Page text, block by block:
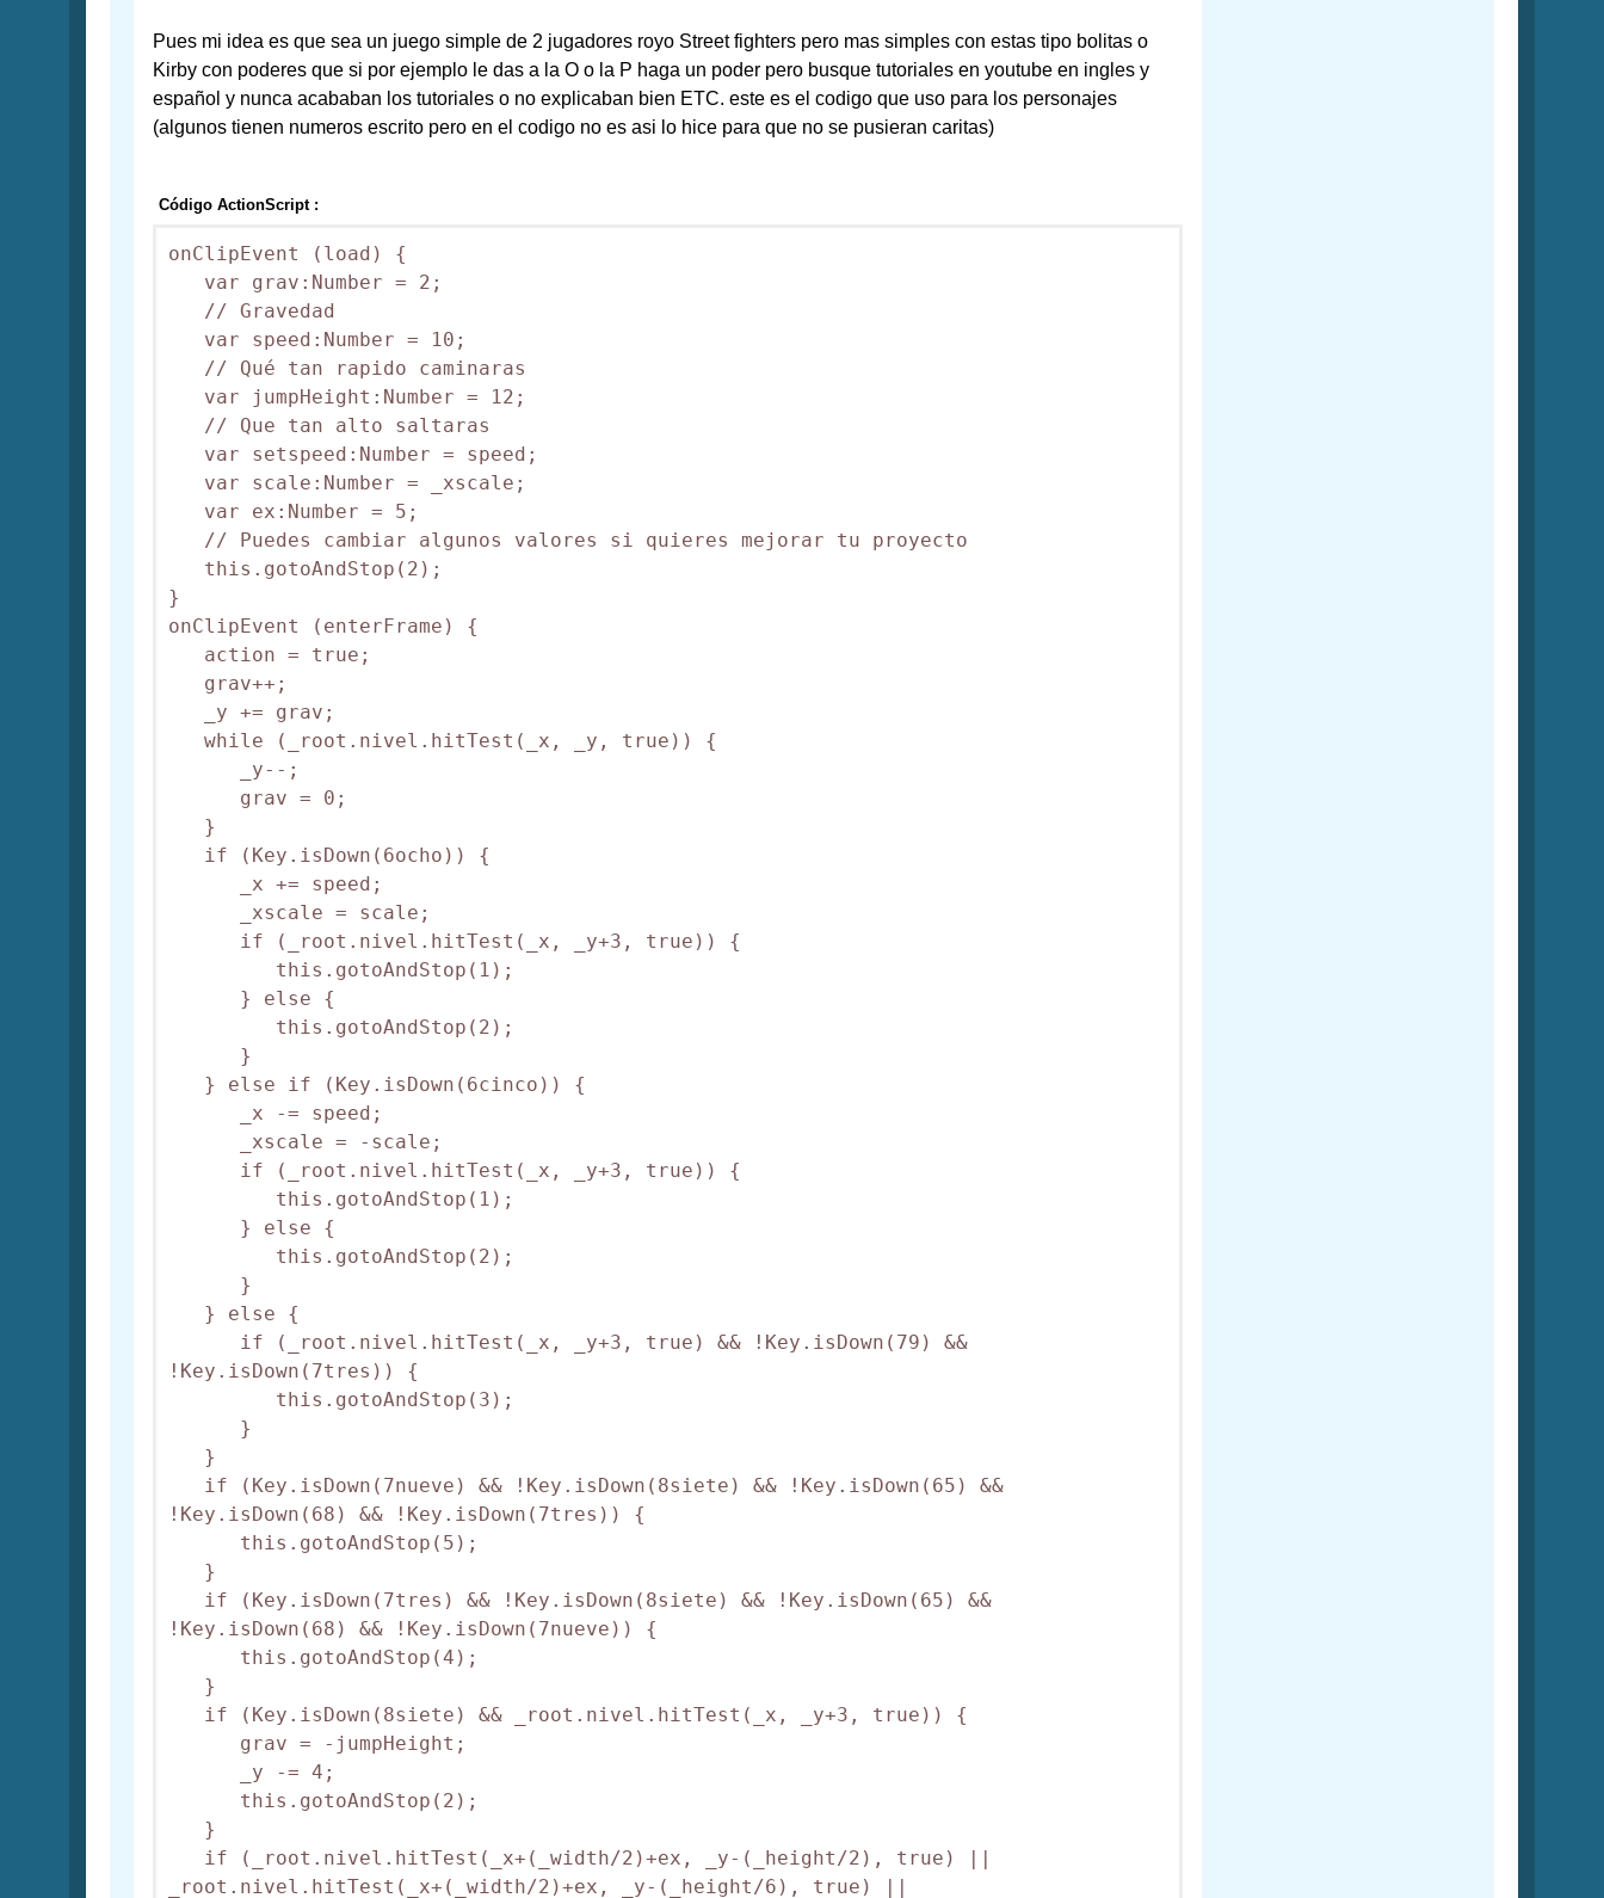
Pues mi idea es que sea un juego simple de 2 jugadores royo Street fighters pero mas simples con estas tipo bolitas o
Kirby con poderes que si por ejemplo le das a la O o la P haga un poder pero busque tutoriales en youtube en ingles y
español y nunca acababan los tutoriales o no explicaban bien ETC. este es el codigo que uso para los personajes
(algunos tienen numeros escrito pero en el codigo no es asi lo hice para que no se pusieran caritas)
Código ActionScript :
onClipEvent (load) {
var grav:Number = 2;
// Gravedad
var speed:Number = 10;
// Qué tan rapido caminaras
var jumpHeight:Number = 12;
// Que tan alto saltaras
var setspeed:Number = speed;
var scale:Number = _xscale;
var ex:Number = 5;
// Puedes cambiar algunos valores si quieres mejorar tu proyecto
this.gotoAndStop(2);
}
onClipEvent (enterFrame) {
action = true;
grav++;
_y += grav;
while (_root.nivel.hitTest(_x, _y, true)) {
_y--;
grav = 0;
}
if (Key.isDown(6ocho)) {
_x += speed;
_xscale = scale;
if (_root.nivel.hitTest(_x, _y+3, true)) {
this.gotoAndStop(1);
} else {
this.gotoAndStop(2);
}
} else if (Key.isDown(6cinco)) {
_x -= speed;
_xscale = -scale;
if (_root.nivel.hitTest(_x, _y+3, true)) {
this.gotoAndStop(1);
} else {
this.gotoAndStop(2);
}
} else {
if (_root.nivel.hitTest(_x, _y+3, true) && !Key.isDown(79) &&
!Key.isDown(7tres)) {
this.gotoAndStop(3);
}
}
if (Key.isDown(7nueve) && !Key.isDown(8siete) && !Key.isDown(65) &&
!Key.isDown(68) && !Key.isDown(7tres)) {
this.gotoAndStop(5);
}
if (Key.isDown(7tres) && !Key.isDown(8siete) && !Key.isDown(65) &&
!Key.isDown(68) && !Key.isDown(7nueve)) {
this.gotoAndStop(4);
}
if (Key.isDown(8siete) && _root.nivel.hitTest(_x, _y+3, true)) {
grav = -jumpHeight;
_y -= 4;
this.gotoAndStop(2);
}
if (_root.nivel.hitTest(_x+(_width/2)+ex, _y-(_height/2), true) ||
_root.nivel.hitTest(_x+(_width/2)+ex, _y-(_height/6), true) ||